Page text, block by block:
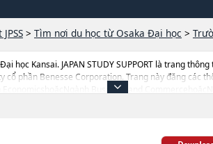
> Tìm nơi du học từ Osaka Đại học >
học Kansai. JAPAN STUDY SUPPORT là trang
cổ phần Benesse Corporation. Trang này đăng các
Business and
trang web này.Ngoài ra còn có cả thông tin của